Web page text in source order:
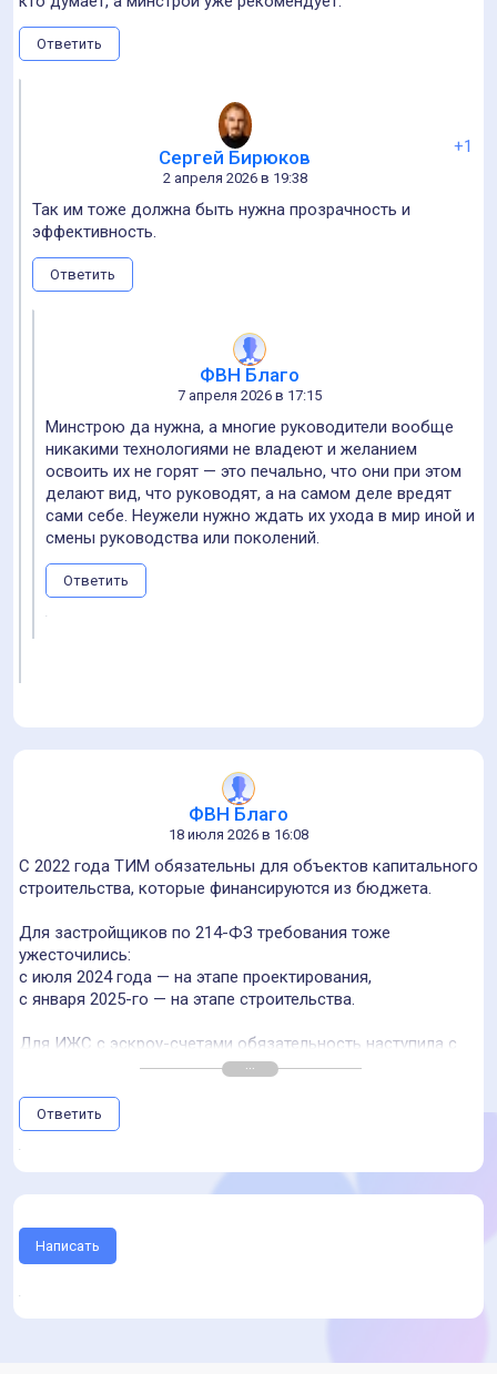
Ответить
Сергей Бирюков
2 апреля 2026 в 19:38
+1
Так им тоже должна быть нужна прозрачность и
эффективность.
Ответить
ФВН Благо
7 апреля 2026 в 17:15
Минстрою да нужна, а многие руководители вообще
никакими технологиями не владеют и желанием
освоить их не горят — это печально, что они при этом
делают вид, что руководят, а на самом деле вредят
сами себе. Неужели нужно ждать их ухода в мир иной и
смены руководства или поколений.
Ответить
ФВН Благо
18 июля 2026 в 16:08
С 2022 года ТИМ обязательны для объектов капитального
строительства, которые финансируются из бюджета.
Для застройщиков по 214-ФЗ требования тоже
ужесточились:
с июля 2024 года — на этапе проектирования,
с января 2025-го — на этапе строительства.
Для ИЖС с эскроу-счетами обязательность наступила с
января 2025 года.
В коммерческом строительстве (офисы, ТЦ) ТИМ пока
доброволен, но крупные девелоперы всё чаще вводят их
как внутренний стандарт.
Минстрой РФ заявляет о неизбежности перехода на ТИМ-
Цифровизация некоторых процессов строительства
Ответить
Написать